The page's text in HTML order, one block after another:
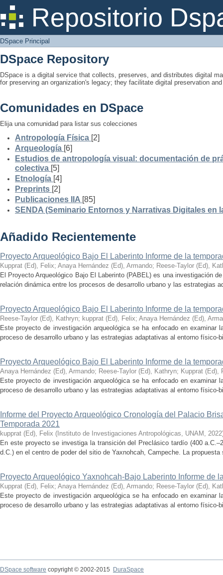
Repositorio
DSpace Principal
DSpace Principal
DSpace Repository
DSpace is a digital service that collects, preserves, and distributes digital
for preserving an organization's legacy; they facilitate digital preservation
Comunidades en DSpace
Elija una comunidad para listar sus colecciones
Antropología Física [2]
Arqueología [6]
Estudios de antropología visual: documentación de
colectiva [5]
Etnología [4]
Preprints [2]
Publicaciones IIA [85]
SENDA (Seminario Entornos y Narrativas Digitales en
Añadido Recientemente
Proyecto Arqueológico Bajo El Laberinto Informe de la
Kupprat (Ed), Felix; Anaya Hernández (Ed), Armando; Reese-Taylor (Ed),
El Proyecto Arqueológico Bajo El Laberinto (PABEL) es una investigación
relación dinámica entre los procesos de desarrollo urbano y las estrategias
Proyecto Arqueológico Bajo El Laberinto Informe de la
Reese-Taylor (Ed), Kathryn; kupprat (Ed), Felix; Anaya Hernández (Ed),
Este proyecto de investigación arqueológica se ha enfocado en examinar
proceso de desarrollo urbano y las estrategias adaptativas al entorno físico-
Proyecto Arqueológico Bajo El Laberinto Informe de la
Anaya Hernández (Ed), Armando; Reese-Taylor (Ed), Kathryn; Kupprat (Ed),
Este proyecto de investigación arqueológica se ha enfocado en examinar
proceso de desarrollo urbano y las estrategias adaptativas al entorno físico-
Informe del Proyecto Arqueológico Cronología del Palacio
Temporada 2021
kupprat (Ed), Felix ( Instituto de Investigaciones Antropológicas, UNAM , 2022
En este proyecto se investiga la transición del Preclásico tardío (400
d.C.) en el centro de poder del sitio de Yaxnohcah, Campeche. La
Proyecto Arqueológico Yaxnohcah-Bajo Laberinto Informe de
Kupprat (Ed), Felix; Anaya Hernández (Ed), Armando; Reese-Taylor (Ed),
Este proyecto de investigación arqueológica se ha enfocado en examinar
proceso de desarrollo urbano y las estrategias adaptativas al entorno físico-
DSpace software copyright © 2002-2015
DuraSpace